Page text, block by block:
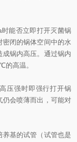
能否立即打开灭菌锅
闭的锅体空间中的水
锅内高压。通过锅内
的高温。
压强时即强行打开锅
会喷薄而出，可能对
基的试管（试管也是